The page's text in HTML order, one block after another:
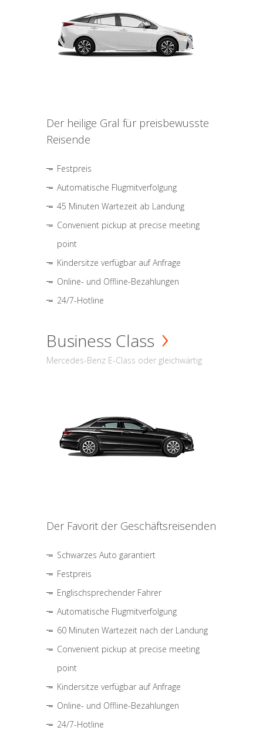
Der heilige Gral für preisbewusste
Reisende
Festpreis
Automatische Flugmitverfolgung
45 Minuten Wartezeit ab Landung
Convenient pickup at precise meeting
point
Kindersitze verfügbar auf Anfrage
Online- und Offline-Bezahlungen
24/7-Hotline
Business Class
Mercedes-Benz E-Class oder gleichwärtig
Der Favorit der Geschäftsreisenden
Schwarzes Auto garantiert
Festpreis
Englischsprechender Fahrer
Automatische Flugmitverfolgung
60 Minuten Wartezeit nach der Landung
Convenient pickup at precise meeting
point
Kindersitze verfügbar auf Anfrage
Online- und Offline-Bezahlungen
24/7-Hotline